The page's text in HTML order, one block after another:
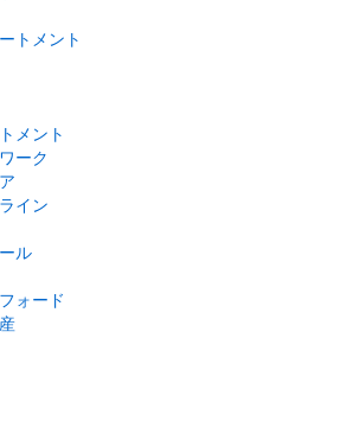
トメント
メント
ーク
イン
ル
ォード